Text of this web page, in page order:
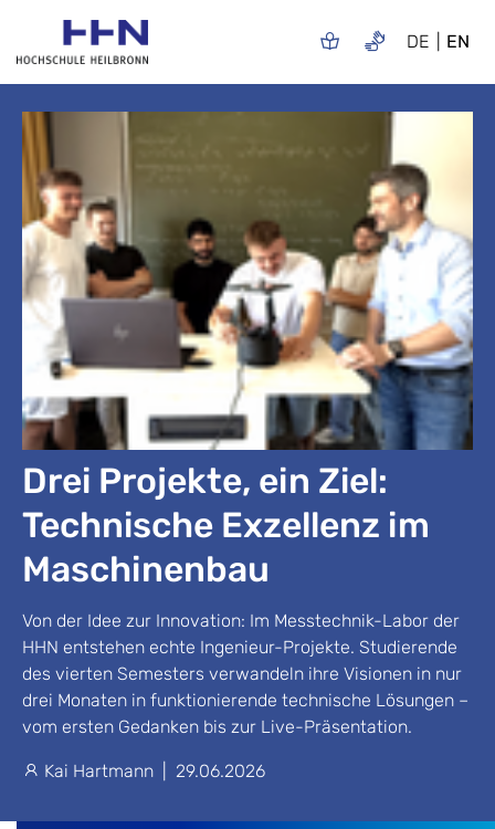
DE EN
Drei Projekte, ein Ziel:
Technische Exzellenz im
Maschinenbau
Von der Idee zur Innovation: Im Messtechnik-Labor der
HHN entstehen echte Ingenieur-Projekte. Studierende
des vierten Semesters verwandeln ihre Visionen in nur
drei Monaten in funktionierende technische Lösungen –
vom ersten Gedanken bis zur Live-Präsentation.
Kai Hartmann 29.06.2026